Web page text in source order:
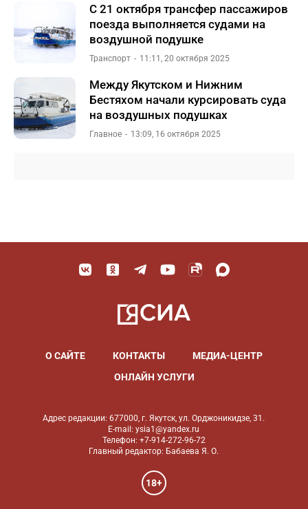
С 21 октября трансфер пассажиров
поезда выполняется судами на
воздушной подушке
Транспорт 11:11, 20 октября 2025
Между Якутском и Нижним
Бестяхом начали курсировать суда
на воздушных подушках
Главное 13:09, 16 октября 2025
О САЙТЕ КОНТАКТЫ
МЕДИА-ЦЕНТР
ОНЛАЙН УСЛУГИ
Адрес редакции: 677000, г. Якутск, ул. Орджоникидзе, 31.
E-mail: ysia1@yandex.ru
Телефон: +7-914-272-96-72
Главный редактор: Бабаева Я. О.
18+